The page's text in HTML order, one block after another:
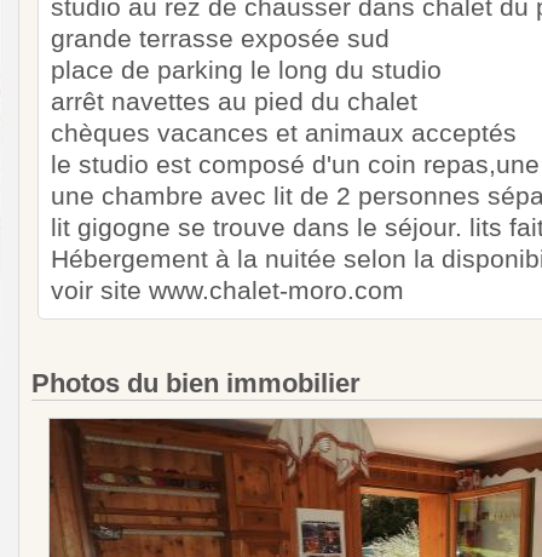
studio au rez de chausser dans chalet du
grande terrasse exposée sud
place de parking le long du studio
arrêt navettes au pied du chalet
chèques vacances et animaux acceptés
le studio est composé d'un coin
une chambre avec lit de 2 personnes
lit gigogne se trouve dans le séjour. lits
Hébergement à la nuitée selon la
voir site www.chalet-moro.com
Photos du bien immobilier